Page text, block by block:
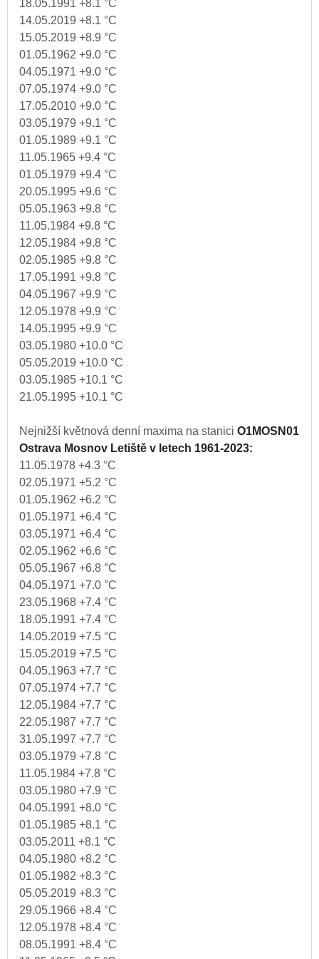
18.05.1991 +8.1 °C
14.05.2019 +8.1 °C
15.05.2019 +8.9 °C
01.05.1962 +9.0 °C
04.05.1971 +9.0 °C
07.05.1974 +9.0 °C
17.05.2010 +9.0 °C
03.05.1979 +9.1 °C
01.05.1989 +9.1 °C
11.05.1965 +9.4 °C
01.05.1979 +9.4 °C
20.05.1995 +9.6 °C
05.05.1963 +9.8 °C
11.05.1984 +9.8 °C
12.05.1984 +9.8 °C
02.05.1985 +9.8 °C
17.05.1991 +9.8 °C
04.05.1967 +9.9 °C
12.05.1978 +9.9 °C
14.05.1995 +9.9 °C
03.05.1980 +10.0 °C
05.05.2019 +10.0 °C
03.05.1985 +10.1 °C
21.05.1995 +10.1 °C
Nejnižší květnová denní maxima na stanici O1MOSN01
Ostrava Mosnov Letiště v letech 1961-2023:
11.05.1978 +4.3 °C
02.05.1971 +5.2 °C
01.05.1962 +6.2 °C
01.05.1971 +6.4 °C
03.05.1971 +6.4 °C
02.05.1962 +6.6 °C
05.05.1967 +6.8 °C
04.05.1971 +7.0 °C
23.05.1968 +7.4 °C
18.05.1991 +7.4 °C
14.05.2019 +7.5 °C
15.05.2019 +7.5 °C
04.05.1963 +7.7 °C
07.05.1974 +7.7 °C
12.05.1984 +7.7 °C
22.05.1987 +7.7 °C
31.05.1997 +7.7 °C
03.05.1979 +7.8 °C
11.05.1984 +7.8 °C
03.05.1980 +7.9 °C
04.05.1991 +8.0 °C
01.05.1985 +8.1 °C
03.05.2011 +8.1 °C
04.05.1980 +8.2 °C
01.05.1982 +8.3 °C
05.05.2019 +8.3 °C
29.05.1966 +8.4 °C
12.05.1978 +8.4 °C
08.05.1991 +8.4 °C